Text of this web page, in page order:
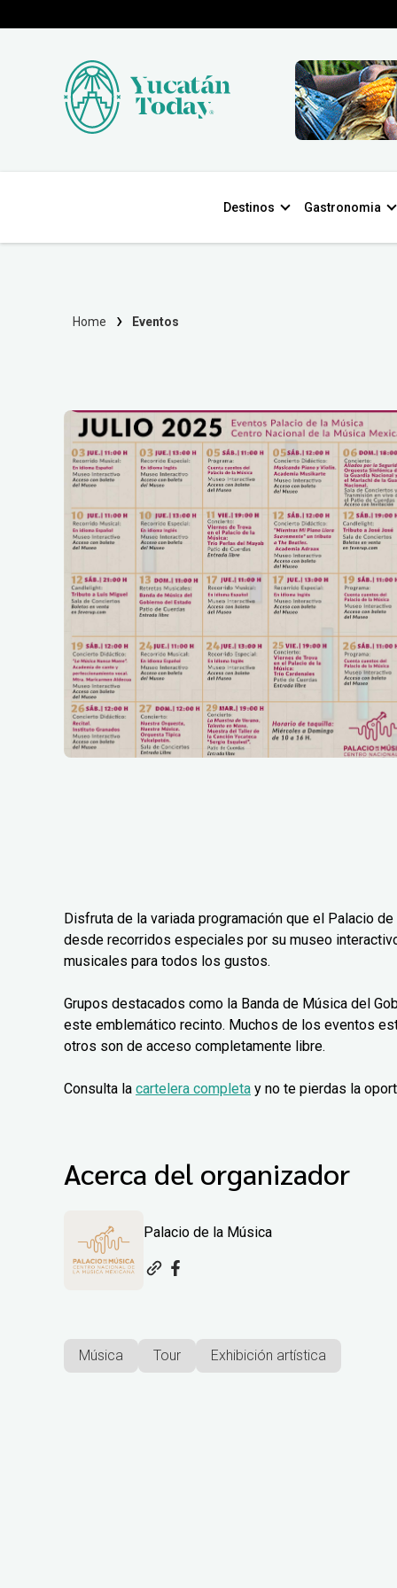
Destinos Gastronomia
Home Eventos
Disfruta de la variada programación que el Palacio
desde recorridos especiales por su museo
musicales para todos los gustos.
Grupos destacados como la Banda de Música del
este emblemático recinto. Muchos de los eventos
otros son de acceso completamente libre.
Consulta la cartelera completa y no te pierdas la
Acerca del organizador
Palacio de la Música
Música Tour Exhibición artística